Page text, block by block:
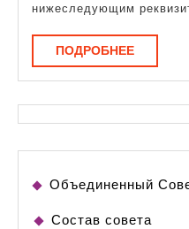
нижеследующим
ПОДРОБНЕЕ
Объединенный
Состав совета